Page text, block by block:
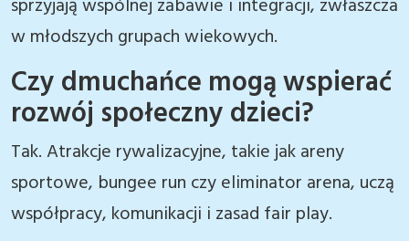
sprzyjają wspólnej zabawie i integracji, zwłaszcza
w młodszych grupach wiekowych.
Czy dmuchańce mogą wspierać
rozwój społeczny dzieci?
Tak. Atrakcje rywalizacyjne, takie jak areny
sportowe, bungee run czy eliminator arena, uczą
współpracy, komunikacji i zasad fair play.